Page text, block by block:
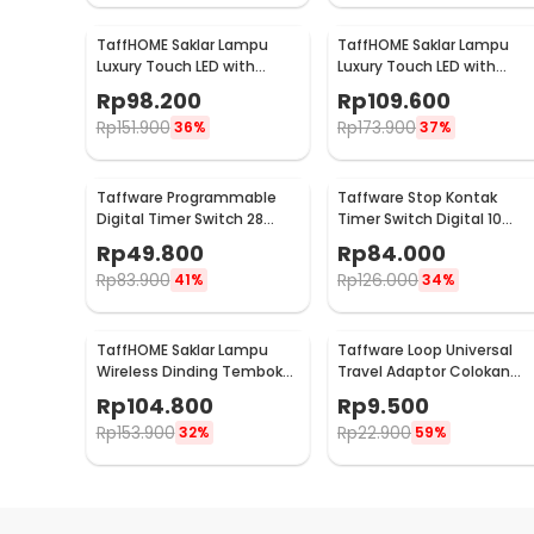
TaffHOME Saklar Lampu
Luxury Touch LED with
Remote 2 Gang - XJG-
DH001
Rp98.200
Rp151.900 36%
TaffHOME Saklar Lampu
Luxury Touch LED with
Remote 3 Gang - XJG-
DH001
Rp109.600
Rp173.90037%
Taffware Programmable
Digital Timer Switch 28
Program 220V/25A(16A) -
THC30A
Rp49.800
Rp83.900 41%
Taffware Stop Kontak
Timer Switch Digital 10
Program EU Plug 16A 230V -
KWE-TM02-EU
Rp84.000
Rp126.00034%
TaffHOME Saklar Lampu
Wireless Dinding Tembok
Lamp Switch RF 433MHz 3
Gang 3 Receiver - WHK01
Rp104.800
Rp153.900 32%
Taffware Loop Universal
Travel Adaptor Colokan
N16
Rp9.500
Rp22.900 59%